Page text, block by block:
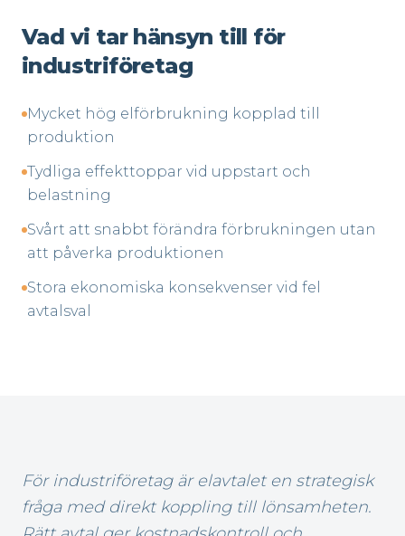
Vad vi tar hänsyn till för
industriföretag
Mycket hög elförbrukning kopplad till
produktion
Tydliga effekttoppar vid uppstart och
belastning
Svårt att snabbt förändra förbrukningen utan
att påverka produktionen
Stora ekonomiska konsekvenser vid fel
avtalsval
För industriföretag är elavtalet en strategisk
fråga med direkt koppling till lönsamheten.